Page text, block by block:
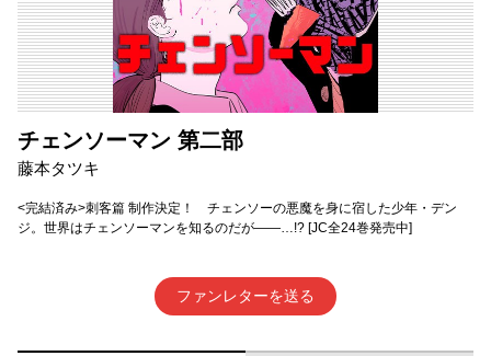
チェンソーマン 第二部
藤本タツキ
<完結済み>刺客篇 制作決定！ チェンソーの悪魔を身に宿した少年・デン
ジ。世界はチェンソーマンを知るのだが――…!? [JC全24巻発売中]
ファンレターを送る